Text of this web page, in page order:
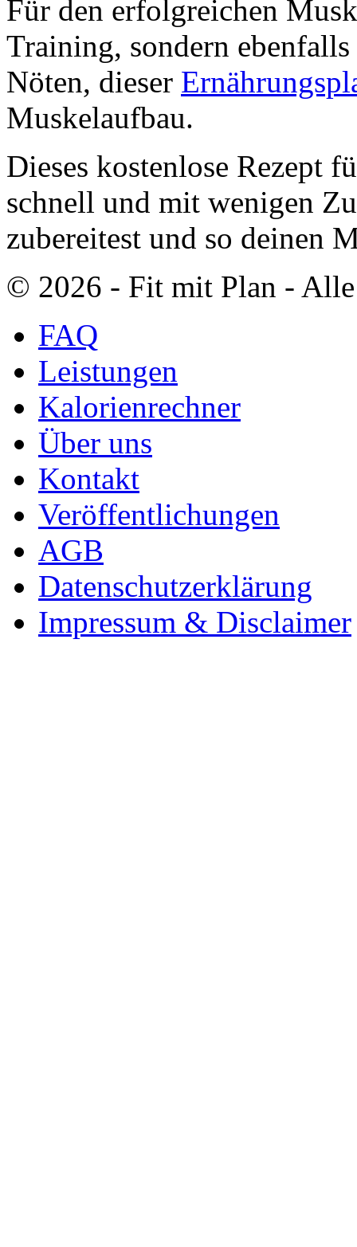
Für den erfolgreichen
Training, sondern
Nöten, dieser
Muskelaufbau.
Dieses kostenlose Rezept
schnell und mit wenigen
zubereitest und so deinen
© 2026 ‐ Fit mit Plan -
FAQ
Leistungen
Kalorienrechner
Über uns
Kontakt
Veröffentlichungen
AGB
Datenschutzerklärung
Impressum & Disclaimer